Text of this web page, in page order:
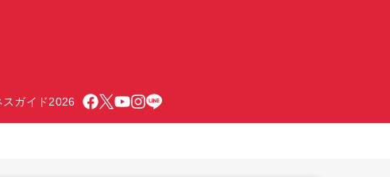
ガイド2026